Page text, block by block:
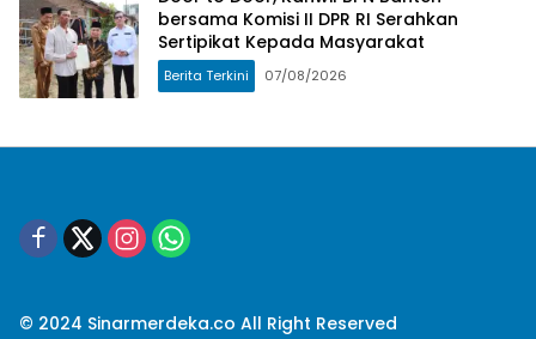
bersama Komisi II DPR RI Serahkan
Sertipikat Kepada Masyarakat
Berita Terkini 07/08/2026
© 2024 Sinarmerdeka.co All Right Reserved